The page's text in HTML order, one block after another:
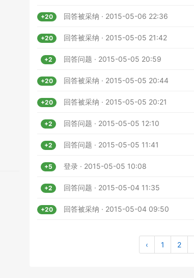
+20 回答被采纳 · 2015-05-06 22:36
+20 回答被采纳 · 2015-05-05 21:42
+2 回答问题 · 2015-05-05 20:59
+20 回答被采纳 · 2015-05-05 20:44
+20 回答被采纳 · 2015-05-05 20:21
+2 回答问题 · 2015-05-05 12:10
+2 回答问题 · 2015-05-05 11:41
+5 登录 · 2015-05-05 10:08
+2 回答问题 · 2015-05-04 11:35
+20 回答被采纳 · 2015-05-04 09:50
‹ 1 2